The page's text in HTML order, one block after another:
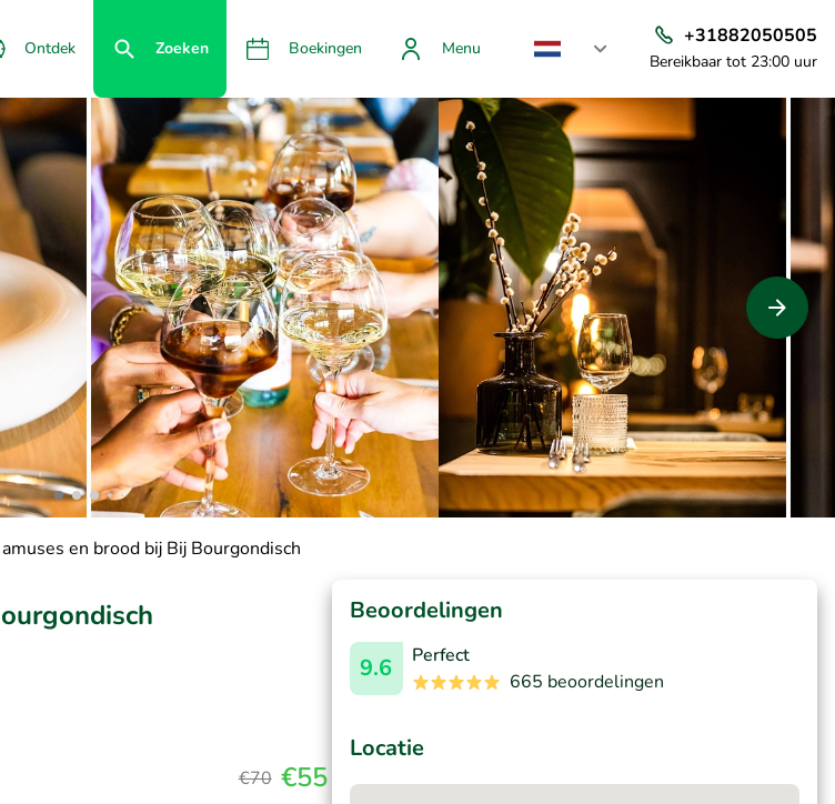
Ontdek Zoeken Boekingen Menu
+31882050505
Bereikbaar tot 23:00 uur
en brood bij Bij Bourgondisch
€70 €55
Beoordelingen
9.6
Perfect
665 beoordelingen
Locatie